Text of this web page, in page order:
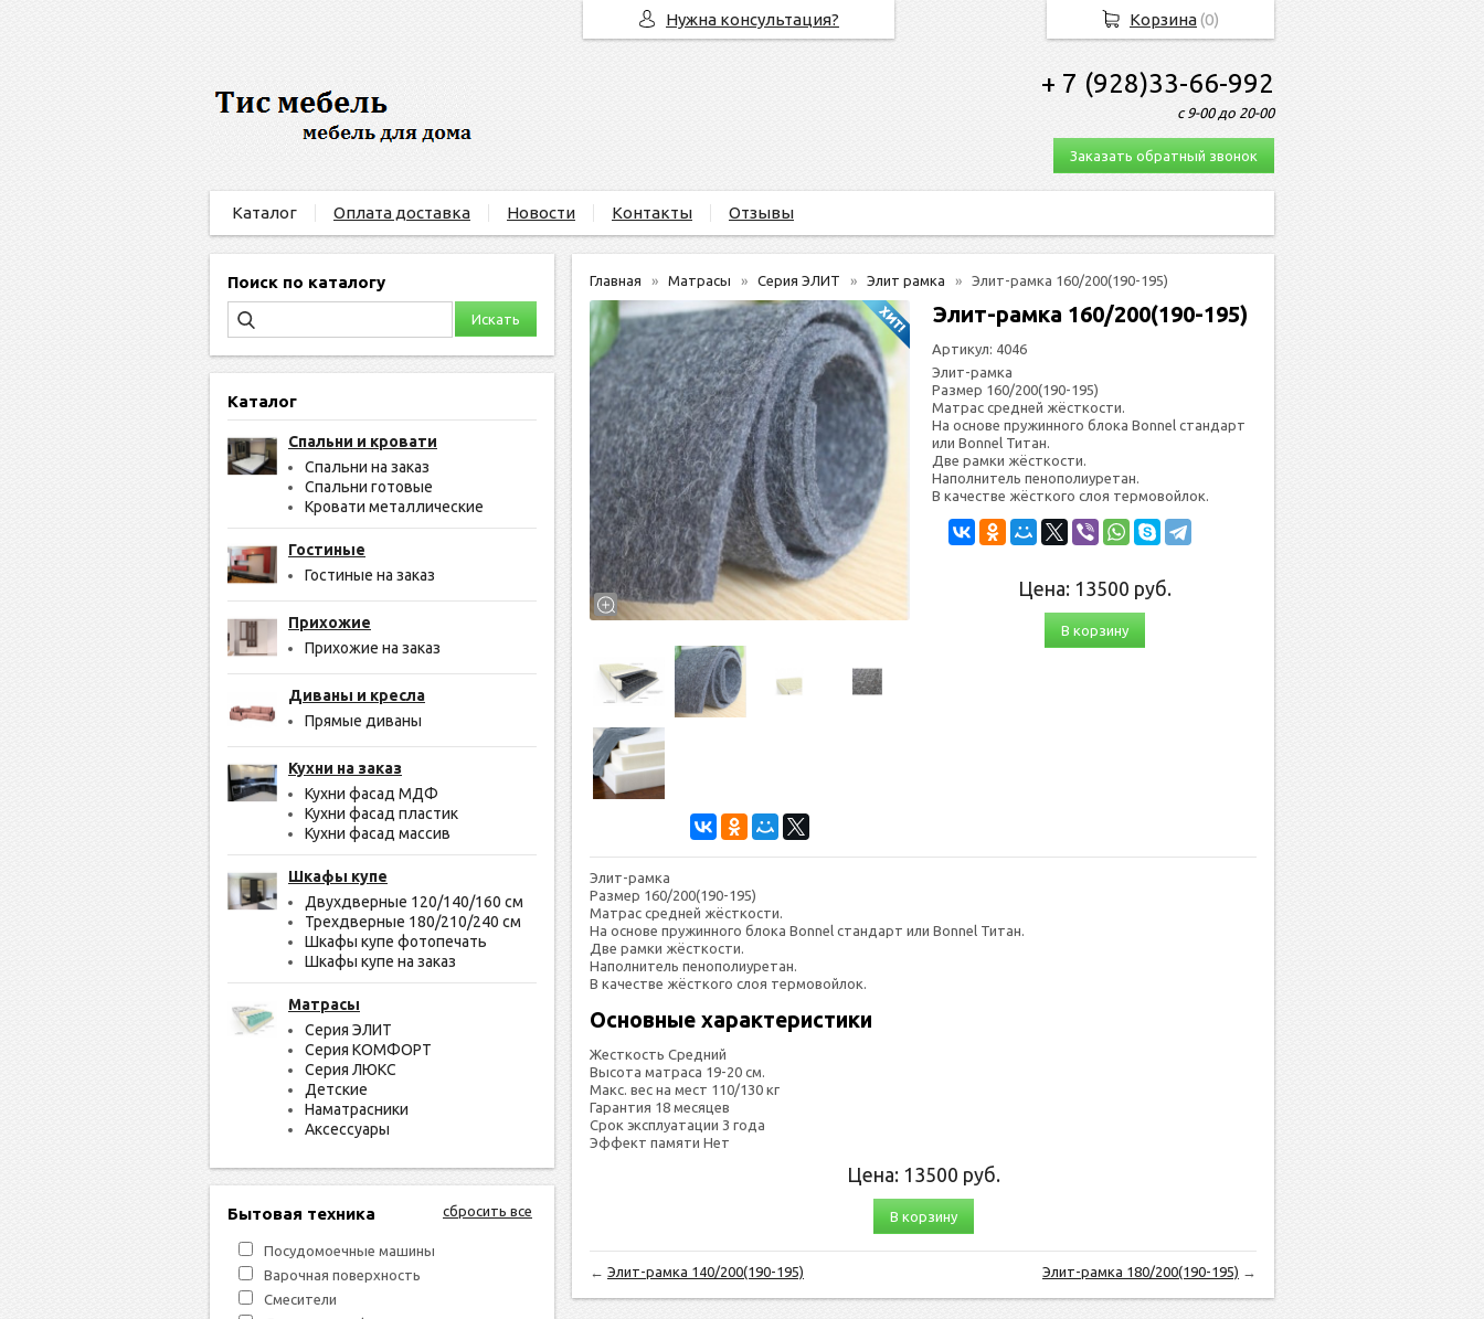
+ 7 (928)33-66-992
с 9-00 до 20-00
Заказать обратный звонок
Каталог Оплата доставка Новости Контакты Отзывы
Поиск по каталогу
Каталог
Спальни и кровати
Спальни на заказ
Спальни готовые
Кровати металлические
Гостиные
Гостиные на заказ
Прихожие
Прихожие на заказ
Диваны и кресла
Прямые диваны
Кухни на заказ
Кухни фасад МДФ
Кухни фасад пластик
Кухни фасад массив
Шкафы купе
Двухдверные 120/140/160 см
Трехдверные 180/210/240 см
Шкафы купе фотопечать
Шкафы купе на заказ
Матрасы
Серия ЭЛИТ
Серия КОМФОРТ
Серия ЛЮКС
Детские
Наматрасники
Аксессуары
сбросить все
Бытовая техника
Посудомоечные машины
Варочная поверхность
Смесители
Главная Матрасы Серия ЭЛИТ Элит рамка Элит-рамка 160/200(190-195)
Элит-рамка 160/200(190-195)
Артикул: 4046
Элит-рамка
Размер 160/200(190-195)
Мат­рас средней жёс­ткос­ти.
На ос­но­ве пру­жин­но­го бло­ка Bonnel стан­дарт
или Bonnel Ти­тан.
Две рамки жёсткости.
Наполнитель пенополиуретан.
В ка­чес­тве жёсткого слоя тер­мо­вой­лок.
Цена: 13500 руб.
В корзину
Элит-рамка
Размер 160/200(190-195)
Мат­рас средней жёс­ткос­ти.
На ос­но­ве пру­жин­но­го бло­ка Bonnel стан­дарт или Bonnel Ти­тан.
Две рамки жёсткости.
Наполнитель пенополиуретан.
В ка­чес­тве жёсткого слоя тер­мо­вой­лок.
Основные характеристики
Жесткость Средний
Высота матраса 19-20 см.
Макс. вес на мест 110/130 кг
Гарантия 18 месяцев
Срок эксплуатации 3 года
Эффект памяти Нет
Цена: 13500 руб.
В корзину
← Элит-рамка 140/200(190-195) Элит-рамка 180/200(190-195) →
Нужна консультация? Корзина(0)